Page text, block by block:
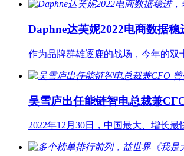
Daphne达芙妮2022电商数据
作为品牌群雄逐鹿的战场，今年的
吴雪庐出任能链智电总裁兼
2022年12月30日，中国最大、增长